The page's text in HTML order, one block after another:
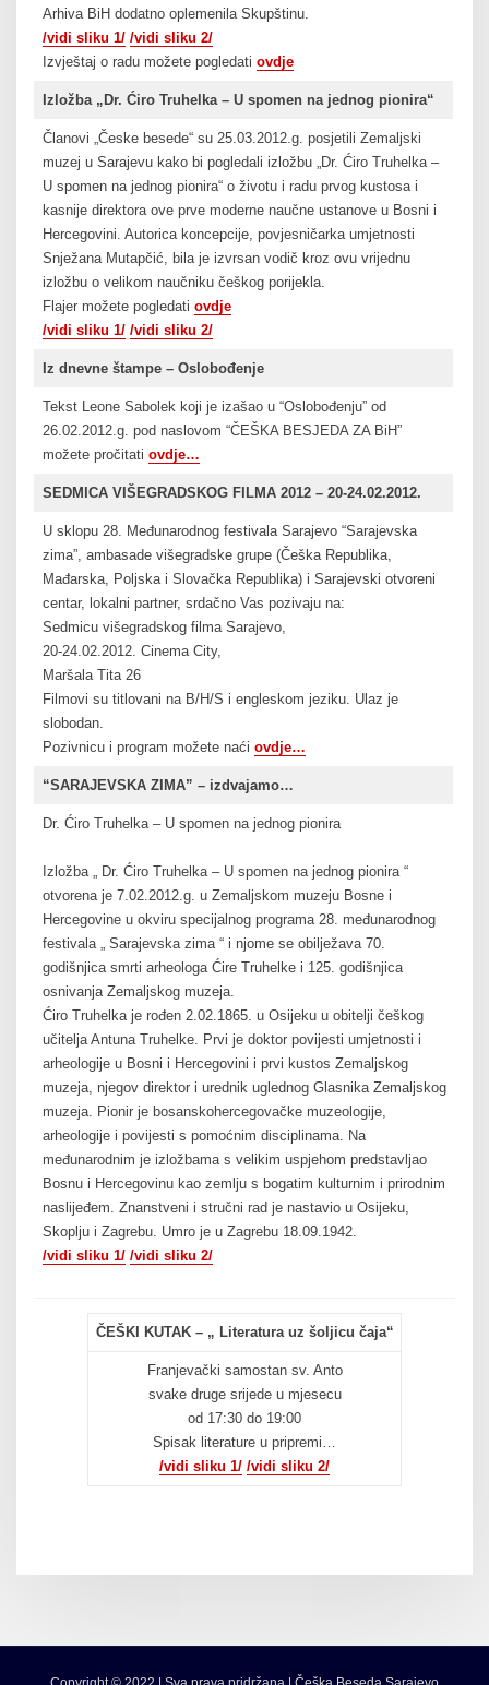
Arhiva BiH dodatno oplemenila Skupštinu.
/vidi sliku 1/ /vidi sliku 2/
Izvještaj o radu možete pogledati ovdje
Izložba „Dr. Ćiro Truhelka – U spomen na jednog pionira“
Članovi „Česke besede“ su 25.03.2012.g. posjetili Zemaljski
muzej u Sarajevu kako bi pogledali izložbu „Dr. Ćiro Truhelka –
U spomen na jednog pionira“ o životu i radu prvog kustosa i
kasnije direktora ove prve moderne naučne ustanove u Bosni i
Hercegovini. Autorica koncepcije, povjesničarka umjetnosti
Snježana Mutapčić, bila je izvrsan vodič kroz ovu vrijednu
izložbu o velikom naučniku češkog porijekla.
Flajer možete pogledati ovdje
/vidi sliku 1/ /vidi sliku 2/
Iz dnevne štampe – Oslobođenje
Tekst Leone Sabolek koji je izašao u “Oslobođenju” od
26.02.2012.g. pod naslovom “ČEŠKA BESJEDA ZA BiH”
možete pročitati ovdje…
SEDMICA VIŠEGRADSKOG FILMA 2012 – 20-24.02.2012.
U sklopu 28. Međunarodnog festivala Sarajevo “Sarajevska
zima”, ambasade višegradske grupe (Češka Republika,
Mađarska, Poljska i Slovačka Republika) i Sarajevski otvoreni
centar, lokalni partner, srdačno Vas pozivaju na:
Sedmicu višegradskog filma Sarajevo,
20-24.02.2012. Cinema City,
Maršala Tita 26
Filmovi su titlovani na B/H/S i engleskom jeziku. Ulaz je
slobodan.
Pozivnicu i program možete naći ovdje…
“SARAJEVSKA ZIMA” – izdvajamo…
Dr. Ćiro Truhelka – U spomen na jednog pionira
Izložba „ Dr. Ćiro Truhelka – U spomen na jednog pionira “
otvorena je 7.02.2012.g. u Zemaljskom muzeju Bosne i
Hercegovine u okviru specijalnog programa 28. međunarodnog
festivala „ Sarajevska zima “ i njome se obilježava 70.
godišnjica smrti arheologa Ćire Truhelke i 125. godišnjica
osnivanja Zemaljskog muzeja.
Ćiro Truhelka je rođen 2.02.1865. u Osijeku u obitelji češkog
učitelja Antuna Truhelke. Prvi je doktor povijesti umjetnosti i
arheologije u Bosni i Hercegovini i prvi kustos Zemaljskog
muzeja, njegov direktor i urednik uglednog Glasnika Zemaljskog
muzeja. Pionir je bosanskohercegovačke muzeologije,
arheologije i povijesti s pomoćnim disciplinama. Na
međunarodnim je izložbama s velikim uspjehom predstavljao
Bosnu i Hercegovinu kao zemlju s bogatim kulturnim i prirodnim
naslijeđem. Znanstveni i stručni rad je nastavio u Osijeku,
Skoplju i Zagrebu. Umro je u Zagrebu 18.09.1942.
/vidi sliku 1/ /vidi sliku 2/
ČEŠKI KUTAK – „ Literatura uz šoljicu čaja“
Franjevački samostan sv. Anto
svake druge srijede u mjesecu
od 17:30 do 19:00
Spisak literature u pripremi…
/vidi sliku 1/ /vidi sliku 2/